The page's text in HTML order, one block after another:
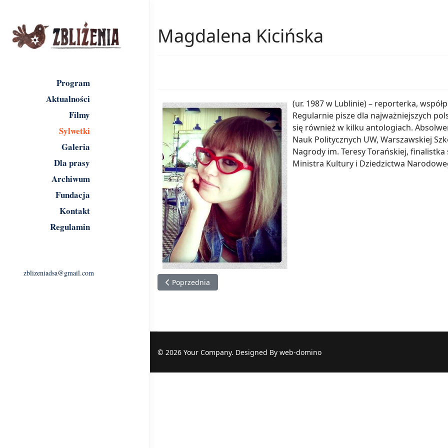
Program
Aktualności
Filmy
Sylwetki
Galeria
Dla prasy
Archiwum
Fundacja
Kontakt
Regulamin
zblizeniadsa@gmail.com
Magdalena Kicińska
(ur. 1987 w Lublinie) – reporterka,
Regularnie pisze dla najważniejszych
się również w kilku antologiach.
Nauk Politycznych UW, Warszawskiej
Nagrody im. Teresy Torańskiej,
Ministra Kultury i Dziedzictwa
Poprzednia strona: Dagny Kurdwanowska
Poprzednia
© 2026 Your Company. Designed By web-domino